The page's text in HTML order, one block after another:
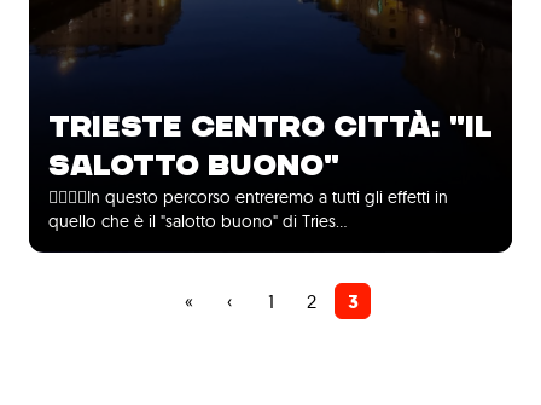
TRIESTE CENTRO CITTÀ: "IL
SALOTTO BUONO"
🚶‍♀️🚶‍♂️In questo percorso entreremo a tutti gli effetti in
quello che è il "salotto buono" di Tries…
Prima
«
Pagina
‹ Pagina
1 Pagina
2
Pagina
3